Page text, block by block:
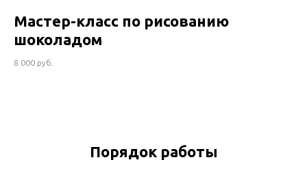
Мастер-класс по рисованию
шоколадом
8 000 руб.
Порядок работы